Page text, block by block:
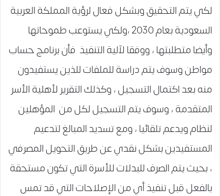
لكي يتم التحقيق وبشكل فعال لرؤية المملكة العربية
السعودية بعام 2030 ،ولكي يستوعب طموحاتها
وأيضا متطلبتها ، ووفقا لآلية التنفيذ فأن برنامج حساب
مواطن وسوف يتم دراسة للملفات للذين يستفيدون
منه بعد اكتمال التسجيل ، وكذلك التقرير لأهلية الأسر
المتقدمة ، وسوف يتم التسجيل لكل من المؤهلين
لنظام ويدعم تلقائيا ، ومع تسديد المبالغ لتدعيم
المستفيدين بشكل نقدي عن طريق التحويل المصرفي
، بحيث يتم الصرف للبدلات للأسرة التي تكون مستحقة
بالفعل قبل تنفيذ أي من الإصلاحات التي قد تمس